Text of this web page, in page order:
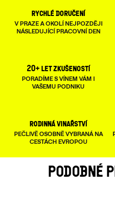
rychlé doručení
V PRAZE A OKOLÍ NEJPOZDĚJI
NÁSLEDUJÍCÍ PRACOVNÍ DEN
20+ let zkušeností
PORADÍME S VÍNEM VÁM I
VAŠEMU PODNIKU
rodinná vinařství
PEČLIVĚ OSOBNĚ VYBRANÁ NA
CESTÁCH EVROPOU
PODOBNÉ